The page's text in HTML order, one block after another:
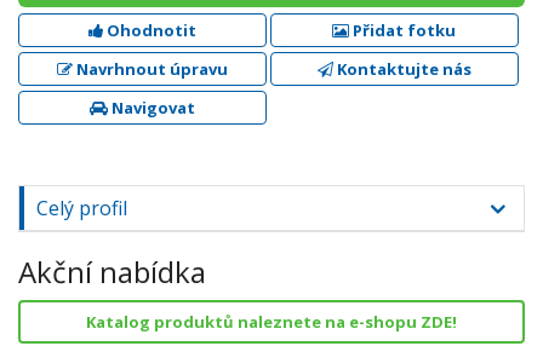
Ohodnotit
Přidat fotku
Navrhnout úpravu
Kontaktujte nás
Navigovat
Celý profil
Akční nabídka
Katalog produktů naleznete na e-shopu ZDE!